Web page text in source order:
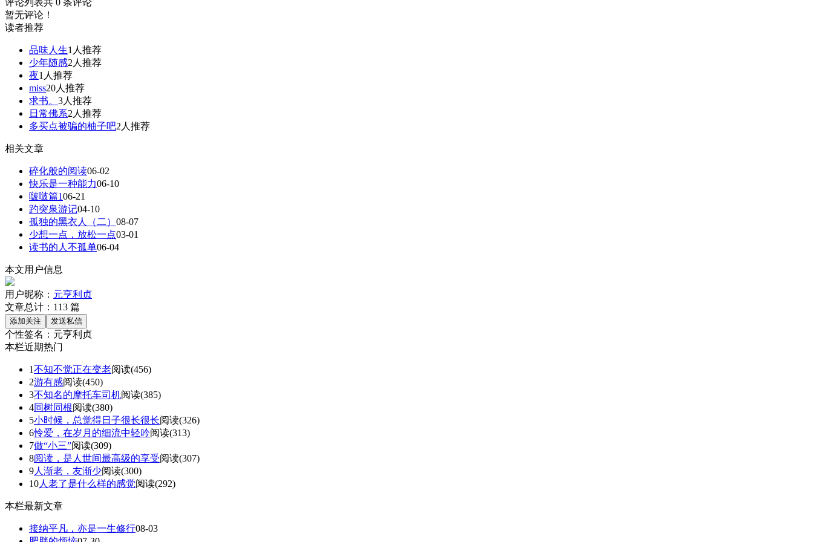
暂无评论！
读者推荐
品味人生1人推荐
少年随感2人推荐
夜1人推荐
miss20人推荐
求书。 3人推荐
日常佛系2人推荐
多买点被骗的柚子吧2人推荐
相关文章
碎化般的阅读06-02
快乐是一种能力06-10
啵啵篇106-21
趵突泉游记04-10
孤独的黑衣人（二） 08-07
少想一点，放松一点03-01
读书的人不孤单06-04
本文用户信息
用户昵称： 元亨利贞
文章总计： 113 篇
个性签名： 元亨利贞
本栏近期热门
1不知不觉正在变老阅读(456)
2游有感阅读(450)
3不知名的摩托车司机阅读(385)
4同树同根阅读(380)
5小时候，总觉得日子很长很长阅读(326)
6怜爱，在岁月的细流中轻吟阅读(313)
7做“小三”阅读(309)
8阅读，是人世间最高级的享受阅读(307)
9人渐老，友渐少阅读(300)
10人老了是什么样的感觉阅读(292)
本栏最新文章
接纳平凡，亦是一生修行08-03